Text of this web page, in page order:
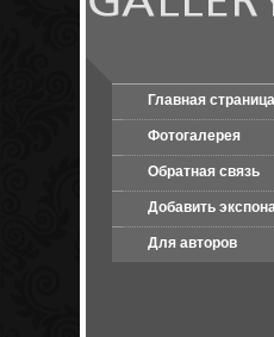
Главная страница
Фотогалерея
Обратная связь
Добавить
Для авторов